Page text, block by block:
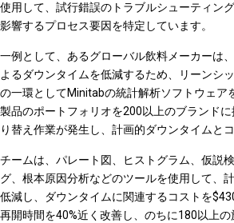
使用して、試行錯誤のトラブルシューティン
影響するプロセス要因を特定しています。
一例として、あるグローバル飲料メーカーは
よるダウンタイムを低減するため、リーンシ
の一環としてMinitabの統計解析ソフトウェア
製品のポートフォリオを200以上のブランド
り替え作業が発生し、計画的ダウンタイムと
チームは、パレート図、ヒストグラム、仮説
グ、根本原因分析などのツールを使用して、
低減し、ダウンタイムに関連するコストを
再開時間を40%近く改善し、のちに180以上